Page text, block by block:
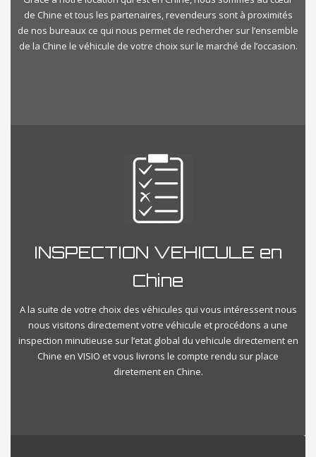
de Chine et tous les partenaires, revendeurs sont à proximités
de nos bureaux ce qui nous permet de rechercher sur l’ensemble
de la Chine le véhicule de votre choix sur le marché de l’occasion.
INSPECTION VEHICULE en
Chine
A la suite de votre choix des véhicules qui vous intéressent nous
nous visitons directement votre véhicule et procédons a une
inspection minutieuse sur l’etat global du vehicule directement en
Chine en VISIO et vous livrons le compte rendu sur place
diretement en Chine.